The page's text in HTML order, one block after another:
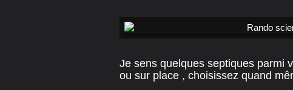
Je sens quelques septiques parmi
ou sur place , choisissez quand